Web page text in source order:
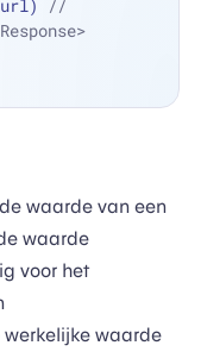
//
waarde van een
waarde
voor het
waarde